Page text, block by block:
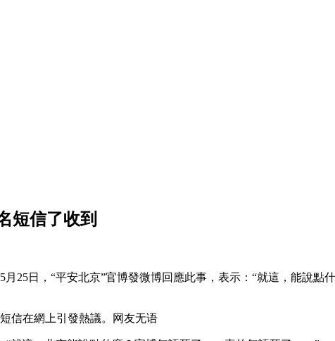
短信了收到
月25日，“平安北京”官博發微博回應此事，表示：“就這，能
在網上引發熱議。网友无语